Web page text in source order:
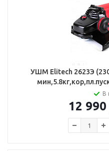
УШМ Elitech 2623Э
В
12 990